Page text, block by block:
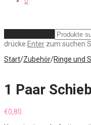
drücke Enter zum suchen
Start/Zubehör/Ringe und
1 Paar
€0,80